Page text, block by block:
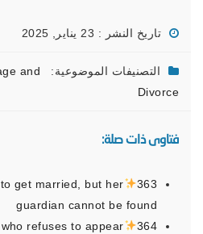
تاريخ النشر : 23 يناير, 2025
التصنيفات الموضوعية: and
Divorce
فتاوى ذات صلة:
363
get married, but her
guardian cannot be found
364
refuses to appear